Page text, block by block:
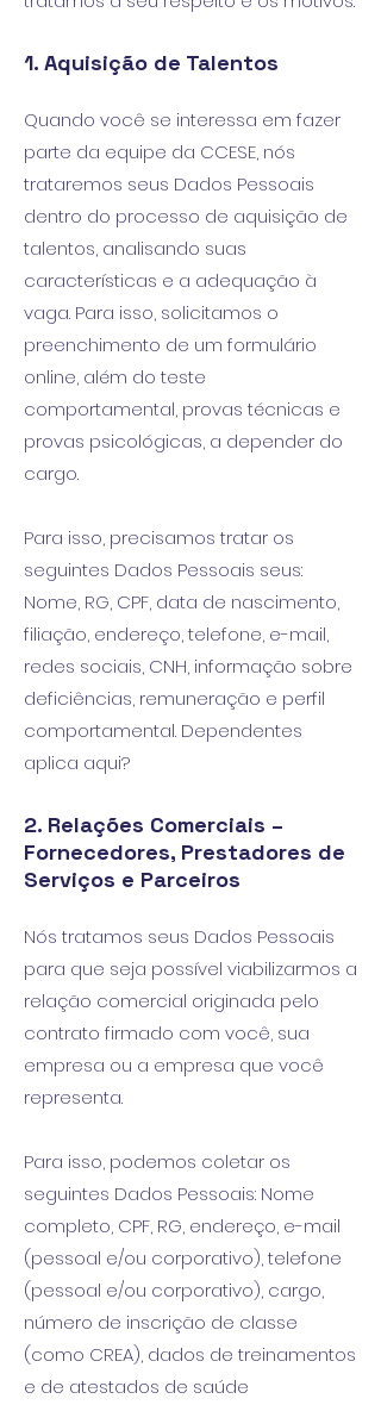
1. Aquisição de Talentos
Quando você se interessa em fazer
parte da equipe da CCESE, nós
trataremos seus Dados Pessoais
dentro do processo de aquisição de
talentos, analisando suas
características e a adequação à
vaga. Para isso, solicitamos o
preenchimento de um formulário
online, além do teste
comportamental, provas técnicas e
provas psicológicas, a depender do
cargo.
Para isso, precisamos tratar os
seguintes Dados Pessoais seus:
Nome, RG, CPF, data de nascimento,
filiação, endereço, telefone, e-mail,
redes sociais, CNH, informação sobre
deficiências, remuneração e perfil
comportamental. Dependentes
aplica aqui?
2. Relações Comerciais –
Fornecedores, Prestadores de
Serviços e Parceiros
Nós tratamos seus Dados Pessoais
para que seja possível viabilizarmos a
relação comercial originada pelo
contrato firmado com você, sua
empresa ou a empresa que você
representa.
Para isso, podemos coletar os
seguintes Dados Pessoais: Nome
completo, CPF, RG, endereço, e-mail
(pessoal e/ou corporativo), telefone
(pessoal e/ou corporativo), cargo,
número de inscrição de classe
(como CREA), dados de treinamentos
e de atestados de saúde